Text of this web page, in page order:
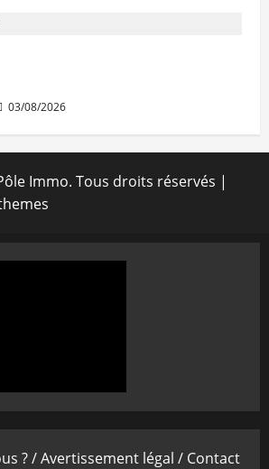
03/08/2026
Immo. Tous droits réservés |
? /Avertissement légal / Contact